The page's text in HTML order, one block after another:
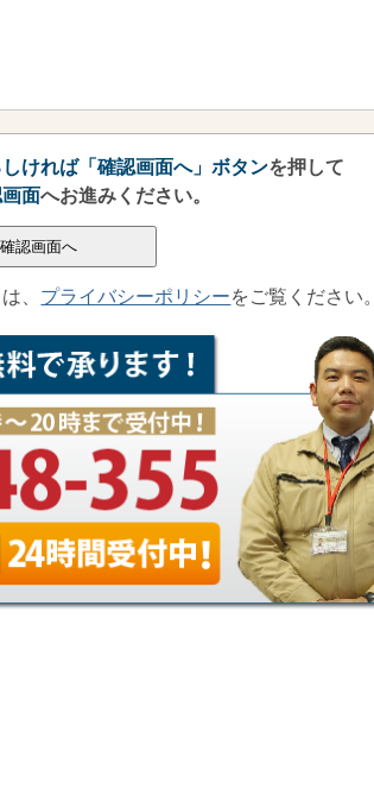
しければ「確認画面へ」ボタンを押して
面へお進みください。
、 プライバシーポリシーをご覧ください。